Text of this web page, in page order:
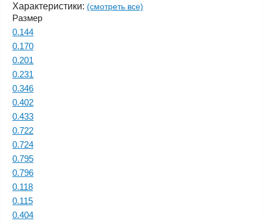
Характеристики: (смотреть все)
Размер
0.144
0.170
0.201
0.231
0.346
0.402
0.433
0.722
0.724
0.795
0.796
0.118
0.115
0.404